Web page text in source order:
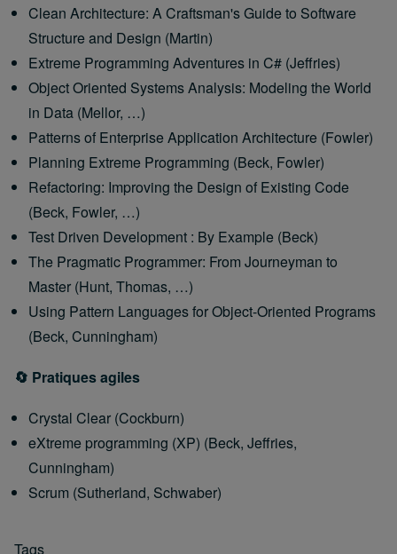
Clean Architecture: A Craftsman's Guide to Software
Structure and Design (Martin)
Extreme Programming Adventures in C# (Jeffries)
Object Oriented Systems Analysis: Modeling the World
in Data (Mellor, …)
Patterns of Enterprise Application Architecture (Fowler)
Planning Extreme Programming (Beck, Fowler)
Refactoring: Improving the Design of Existing Code
(Beck, Fowler, …)
Test Driven Development : By Example (Beck)
The Pragmatic Programmer: From Journeyman to
Master (Hunt, Thomas, …)
Using Pattern Languages for Object-Oriented Programs
(Beck, Cunningham)
🔄 Pratiques agiles
Crystal Clear (Cockburn)
eXtreme programming (XP) (Beck, Jeffries,
Cunningham)
Scrum (Sutherland, Schwaber)
Tags